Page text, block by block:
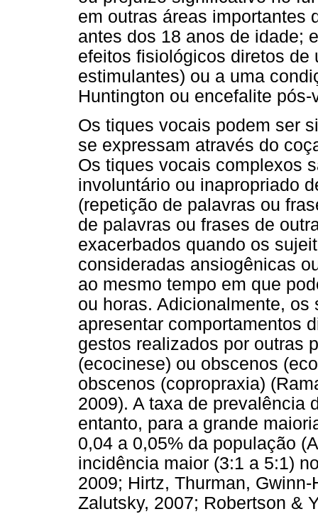
em outras áreas importantes
antes dos 18 anos de idade;
efeitos fisiológicos diretos de
estimulantes) ou a uma
Huntington ou encefalite
Os tiques vocais podem ser
se expressam através do
Os tiques vocais complexos
involuntário ou inapropriado
(repetição de palavras ou
de palavras ou frases de
exacerbados quando os
consideradas ansiogênicas
ao mesmo tempo em que
ou horas. Adicionalmente,
apresentar comportamentos
gestos realizados por outras
(ecocinese) ou obscenos
obscenos (copropraxia)
2009). A taxa de prevalência
entanto, para a grande
0,04 a 0,05% da população
incidência maior (3:1 a 5:1)
2009; Hirtz, Thurman,
Zalutsky, 2007; Robertson &